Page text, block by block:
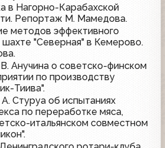
в Нагорно-Карабахской
Репортаж М. Мамедова.
методов эффективного
шахте "Северная" в Кемерово.
Анучина о советско-финском
по производству
Тиива".
Стуруа об испытаниях
по переработке мяса,
итальянском совместном